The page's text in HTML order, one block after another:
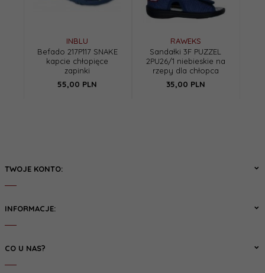
INBLU
Befado 217P117 SNAKE
kapcie chłopięce
zapinki
55,00 PLN
RAWEKS
Sandałki 3F PUZZEL
2PU26/1 niebieskie na
rzepy dla chłopca
35,00 PLN
TWOJE KONTO:
INFORMACJE:
CO U NAS?